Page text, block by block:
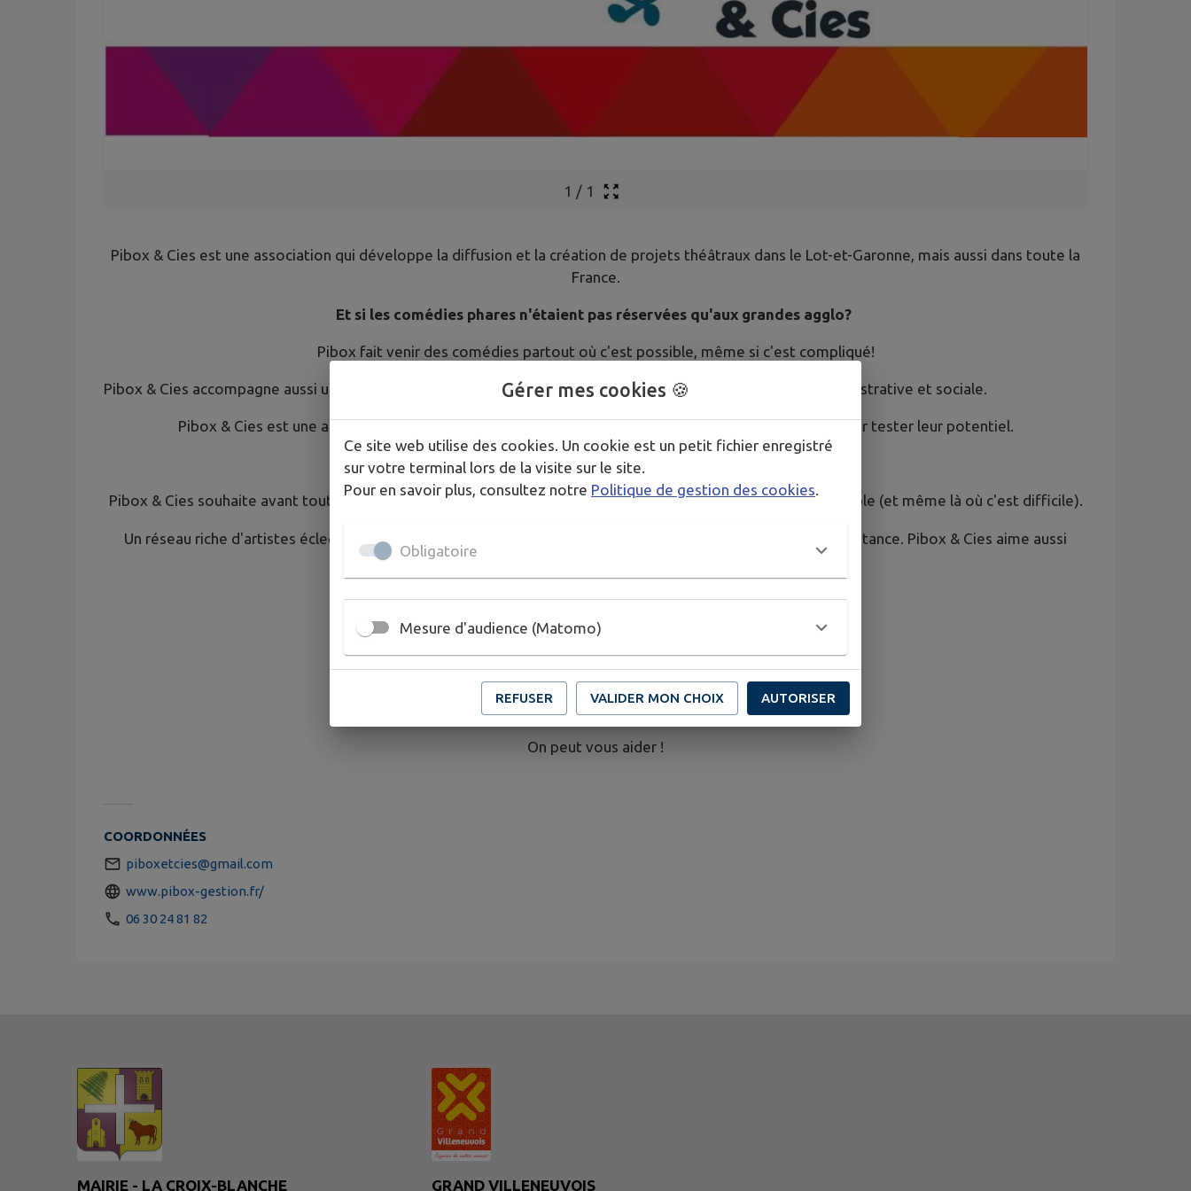
1 / 1
Pibox & Cies est une association qui développe la diffusion et la création de projets théâtraux dans le Lot-et-Garonne, mais aussi dans toute la
France.
Et si les comédies phares n'étaient pas réservées qu'aux grandes agglo?
Pibox fait venir des comédies partout où c'est possible, même si c'est compliqué!
Pibox & Cies accompagne aussi une vingtaine d'associations culturelles dans toute la France sur la partie administrative et sociale.
Pibox & Cies est une association dont le but est d'accompagner et d'incuber les projets naissant pour tester leur potentiel.
Situé au cœur du Lot-et-Garonne, dans le village de La Croix Blanche,
Pibox & Cies souhaite avant tout faire sortir les gens et promouvoir le spectacle vivant partout où c'est possible (et même là où c'est difficile).
​Un réseau riche d'artistes éclectiques venus des 4 coins de la France parce que la culture ne connait pas la distance. Pibox & Cies aime aussi
inviter des compagnies de copains quand l'occasion se présente !
Vous avez un projet et ne savez pas pour où commencer ?
Où répéter ? Comment gérer l’administratif ? Comment vendre votre projet ?
Vous êtes au bon endroit !
Vous cherchez un spectacle pour un événement précis ?
On peut vous aider !
COORDONNÉES
piboxetcies@gmail.com
www.pibox-gestion.fr/
06 30 24 81 82
MAIRIE - LA CROIX-BLANCHE GRAND VILLENEUVOIS
Gérer mes cookies 🍪
Ce site web utilise des cookies. Un cookie est un petit fichier enregistré
sur votre terminal lors de la visite sur le site.
Pour en savoir plus, consultez notre Politique de gestion des cookies.
Obligatoire
Mesure d'audience (Matomo)
REFUSER VALIDER MON CHOIX AUTORISER